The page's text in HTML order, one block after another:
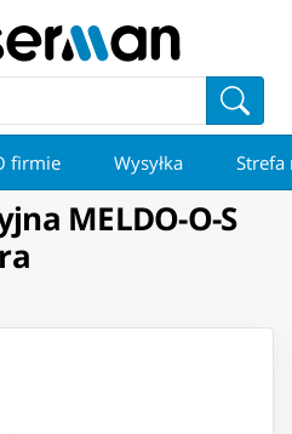
firmie Wysyłka Strefa
MELDO-O-S